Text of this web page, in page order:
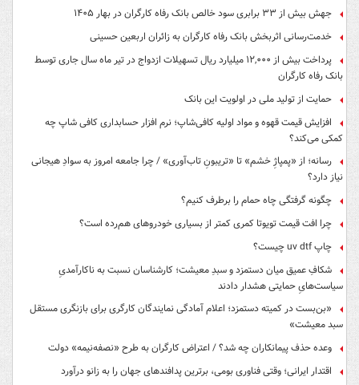
جهش بیش از ۳۳ برابری سود خالص بانک رفاه کارگران در بهار ۱۴۰۵
خدمت‌رسانی اثربخش بانک رفاه کارگران به زائران اربعین حسینی
پرداخت بیش از ۱۲,۰۰۰ میلیارد ریال تسهیلات ازدواج در تیر ماه سال جاری توسط
بانک رفاه کارگران
حمایت از تولید ملی در اولویت این بانک
افزایش قیمت قهوه و مواد اولیه کافی‌شاپ؛ نرم افزار حسابداری کافی شاپ چه
کمکی می‌کند؟
رسانه؛ از «پمپاژِ خشم» تا «تریبونِ تاب‌آوری» / چرا جامعه امروز به سوادِ هیجانی
نیاز دارد؟
چگونه گرفتگی چاه حمام را برطرف کنیم؟
چرا افت قیمت تویوتا کمری کمتر از بسیاری خودروهای هم‌رده است؟
چاپ uv dtf چیست؟
شکافِ عمیق میان دستمزد و سبدِ معیشت؛ کارشناسان نسبت به ناکارآمدیِ
سیاست‌هایِ حمایتی هشدار دادند
«بن‌بست در کمیته دستمزد؛ اعلام آمادگی نمایندگان کارگری برای بازنگری مستقل
سبد معیشت»
وعده حذف پیمانکاران چه شد؟ / اعتراض کارگران به طرح «نصفه‌نیمه» دولت
اقتدار ایرانی؛ وقتی فناوری بومی، برترین پدافندهای جهان را به زانو درآورد